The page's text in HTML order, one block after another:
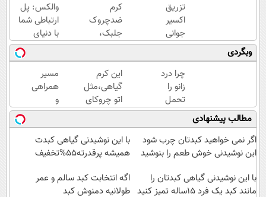
تزریق
اکسیر
جوانی
به
پوست
بدون
سوزن40%تخفیف
کرم
ضدچروک
جلبک،
جوانسازی
طبیعی
پوست
شما40%تخفیف
والکس: پل
ارتباطی شما
با دنیای
سرمایه‌گذاری
دیجیتال
وبگردی
چرا درد
زانو را
تحمل
می‌کنی؟
خیلی
ساده
درمنزل
کن
این کرم
گیاهی،مثل
اتو چروکای
پوستتوصاف
میکنه!50%تخفیف
مسیر
همراهی
و
گزارش
عملکرد
گروه
اسنپ
۱۴۰۴
مطالب پیشنهادی
اگر نمی خواهید کبدتان چرب شود
این نوشیدنی خوش طعم را بنوشید
با این نوشیدنی گیاهی کبدت
همیشه پرقدرته55%تخفیف
با این نوشیدنی گیاهی کبدتان را
مانند کبد یک فرد 15ساله تمیز کنید
اگه انتخابت کبد سالم و عمر
طولانیه دمنوش کبد